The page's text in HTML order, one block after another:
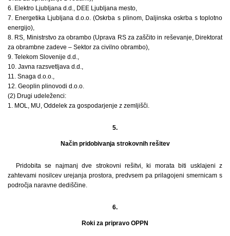
6. Elektro Ljubljana d.d., DEE Ljubljana mesto,
7. Energetika Ljubljana d.o.o. (Oskrba s plinom, Daljinska oskrba s toplotno
energijo),
8. RS, Ministrstvo za obrambo (Uprava RS za zaščito in reševanje, Direktorat
za obrambne zadeve – Sektor za civilno obrambo),
9. Telekom Slovenije d.d.,
10. Javna razsvetljava d.d.,
11. Snaga d.o.o.,
12. Geoplin plinovodi d.o.o.
(2) Drugi udeleženci:
1. MOL, MU, Oddelek za gospodarjenje z zemljišči.
5.
Način pridobivanja strokovnih rešitev
Pridobita se najmanj dve strokovni rešitvi, ki morata biti usklajeni z
zahtevami nosilcev urejanja prostora, predvsem pa prilagojeni smernicam s
področja naravne dediščine.
6.
Roki za pripravo OPPN